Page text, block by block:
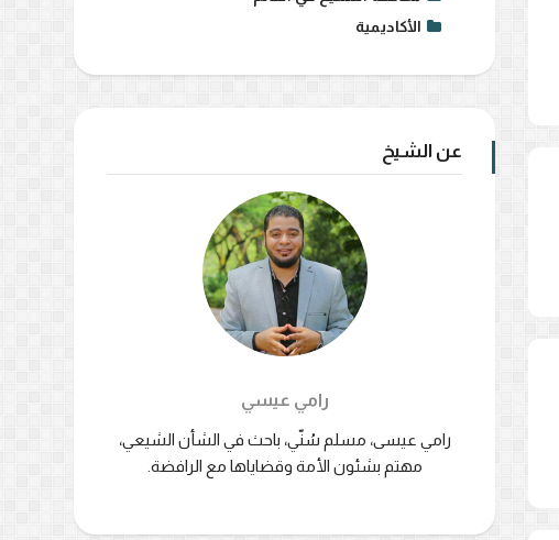
الأكاديمية
عن الشيخ
رامي عيسي
رامي عيسى، مسلم سُنّي، باحث في الشأن الشيعي،
مهتم بشئون الأمة وقضاياها مع الرافضة.